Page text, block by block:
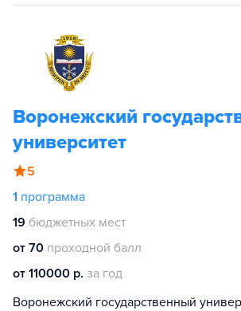
Воронежский
университет
5
1 программа
19 бюджетных мест
от 70 проходной балл
от 110000 р. за год
Воронежский государственный